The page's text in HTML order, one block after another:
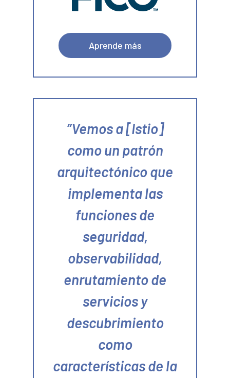
Aprende más
Vemos a [Istio]
como un patrón
arquitectónico que
implementa las
funciones de
seguridad,
observabilidad,
enrutamiento de
servicios y
descubrimiento
como
características de la